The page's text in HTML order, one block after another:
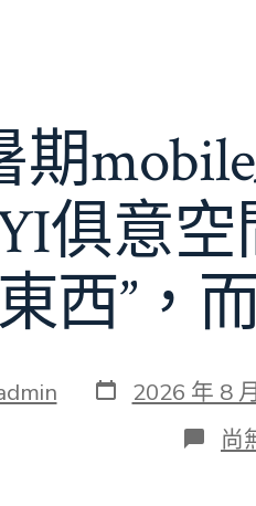
俱意空
西”，
發
表
2026 年 8
在
〈
尚